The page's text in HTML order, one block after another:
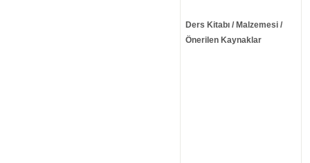
Ders Kitabı / Malzemesi /
Önerilen Kaynaklar